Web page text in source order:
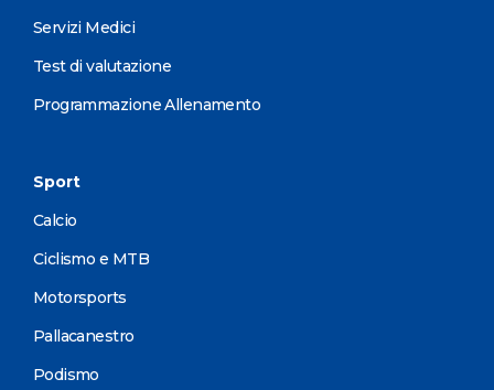
Servizi Medici
Test di valutazione
Programmazione Allenamento
Sport
Calcio
Ciclismo e MTB
Motorsports
Pallacanestro
Podismo